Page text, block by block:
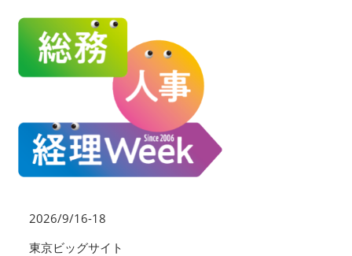
2026/9/16-18
東京ビッグサイト